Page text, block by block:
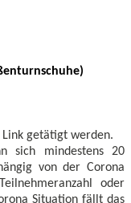
getätigt werden.
sich mindestens 20
von der Corona
oder
Situation fällt das